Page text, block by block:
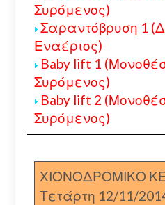
Συρόμενος)
Σαραντόβρυση 1
Εναέριος)
Baby lift 1
Συρόμενος)
Baby lift 2
Συρόμενος)
ΧΙΟΝΟΔΡΟΜΙΚΟ
Τετάρτη 12/11/